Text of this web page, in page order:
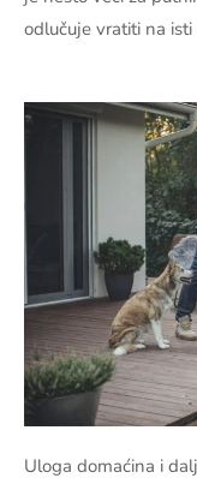
odlučuje vratiti na
Uloga domaćina i